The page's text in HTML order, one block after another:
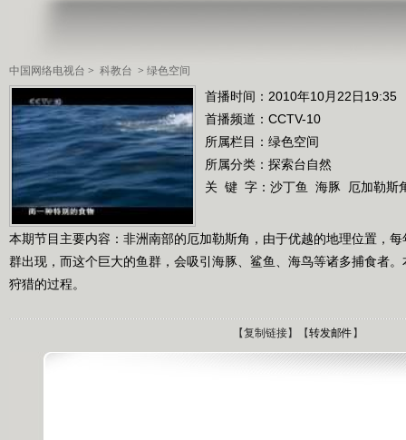
中国网络电视台 > 科教台 > 绿色空间
首播时间：2010年10月22日19:35
首播频道： CCTV-10
所属栏目： 绿色空间
所属分类：探索台自然
关 键 字： 沙丁鱼 海豚 厄加勒斯
本期节目主要内容：非洲南部的厄加勒斯角，由于优越的地理位置，
群出现，而这个巨大的鱼群，会吸引海豚、鲨鱼、海鸟等诸多捕食者
狩猎的过程。
【复制链接】【转发邮件 】